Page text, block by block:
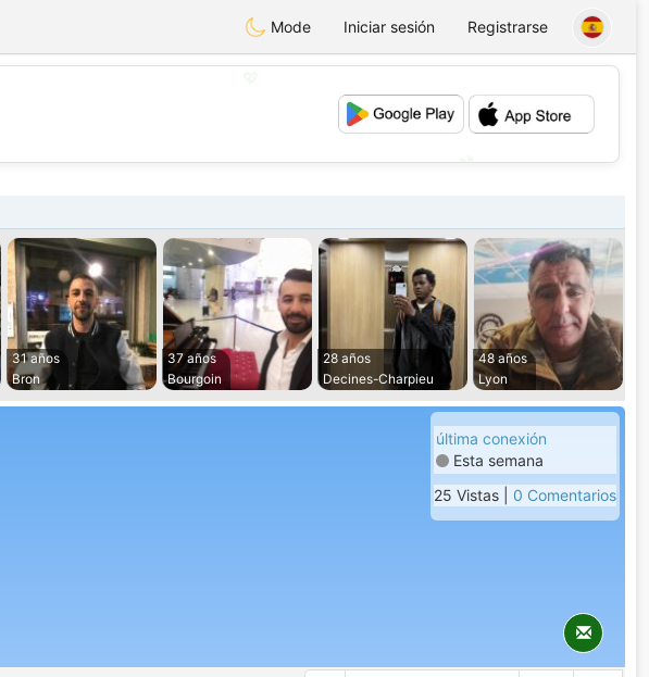
Mode Iniciar sesión Registrarse
31 años
Bron
37 años
Bourgoin
28 años
Decines-Charpieu
48 años
Lyon
última conexión
Esta semana
25 Vistas | 0 Comentarios